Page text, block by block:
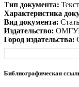
Тип документа:
Характеристика
Вид документа:
Издательство:
Город издательства:
Библиографическая